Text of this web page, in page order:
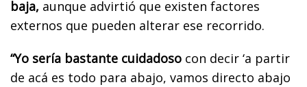
baja, aunque advirtió que existen factores
externos que pueden alterar ese recorrido.
“Yo sería bastante cuidadoso con decir ‘a partir
de acá es todo para abajo, vamos directo abajo